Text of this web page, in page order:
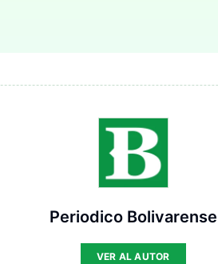
Periodico Bolivarense
VER AL AUTOR